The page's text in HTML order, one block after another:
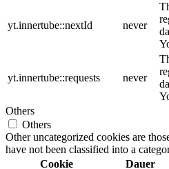
yt.innertube::nextId never
yt.innertube::requests never
Others
Others
Other uncategorized cookies are
have not been classified into a
Cookie
Dauer